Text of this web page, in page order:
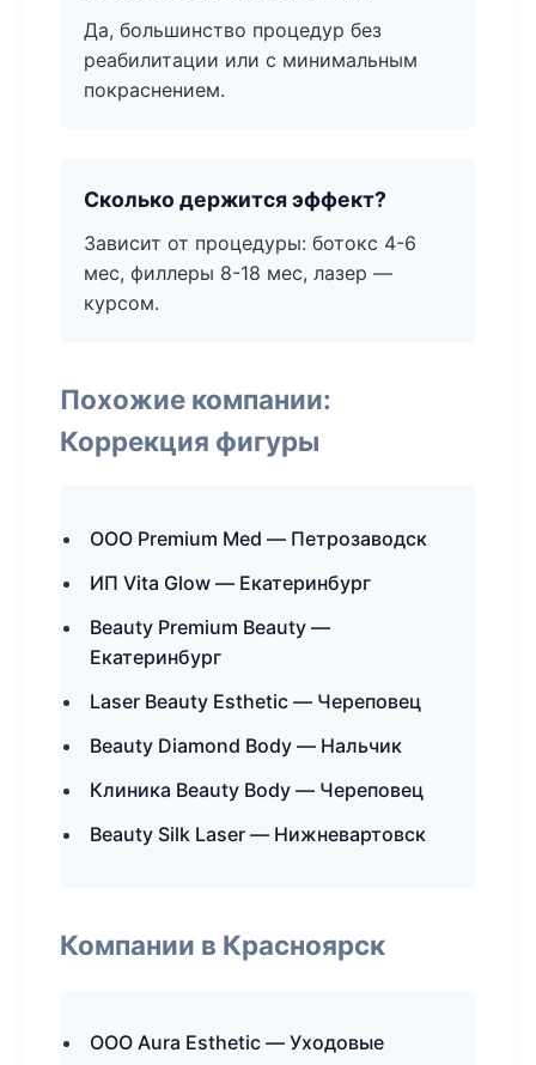
Да, большинство процедур без
реабилитации или с минимальным
покраснением.
Сколько держится эффект?
Зависит от процедуры: ботокс 4-6
мес, филлеры 8-18 мес, лазер —
курсом.
Похожие компании:
Коррекция фигуры
ООО Premium Med — Петрозаводск
ИП Vita Glow — Екатеринбург
Beauty Premium Beauty —
Екатеринбург
Laser Beauty Esthetic — Череповец
Beauty Diamond Body — Нальчик
Клиника Beauty Body — Череповец
Beauty Silk Laser — Нижневартовск
Компании в Красноярск
ООО Aura Esthetic — Уходовые